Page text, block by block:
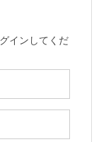
インしてくだ